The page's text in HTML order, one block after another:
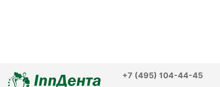
+7 (495) 104-44-45